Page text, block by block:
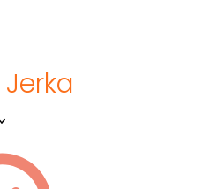
Jerka